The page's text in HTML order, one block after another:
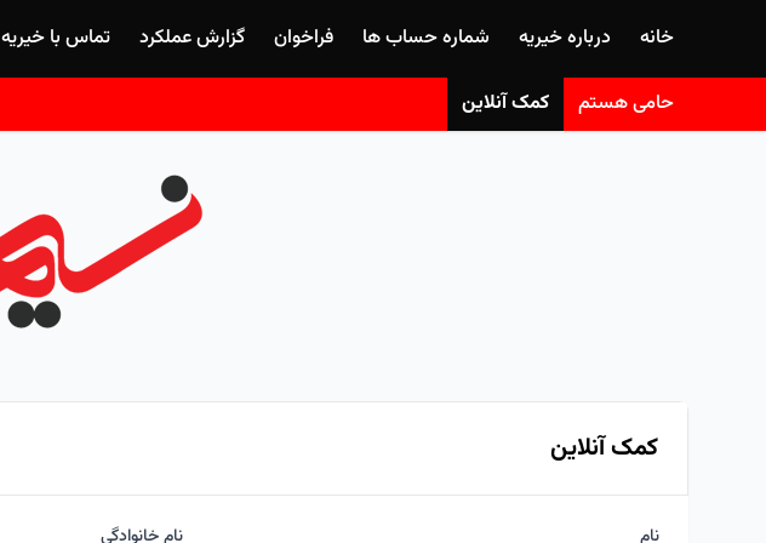
خانه درباره خیریه شماره حساب ها فراخوان گزارش عملکرد تماس با خیریه
حامی هستم کمک آنلاین
کمک آنلاین
نام نام خانوادگی